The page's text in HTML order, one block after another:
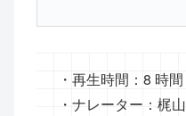
・再生時間：8 時
・ナレーター：梶